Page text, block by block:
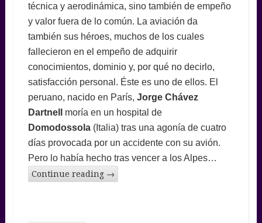
técnica y aerodinámica, sino también de empeño
y valor fuera de lo común. La aviación da
también sus héroes, muchos de los cuales
fallecieron en el empeño de adquirir
conocimientos, dominio y, por qué no decirlo,
satisfacción personal. Éste es uno de ellos. El
peruano, nacido en París, Jorge Chávez
Dartnell
moría en un hospital de
Domodossola (Italia) tras una agonía de cuatro
días provocada por un accidente con su avión.
Pero lo había hecho tras vencer a los Alpes…
Continue reading →